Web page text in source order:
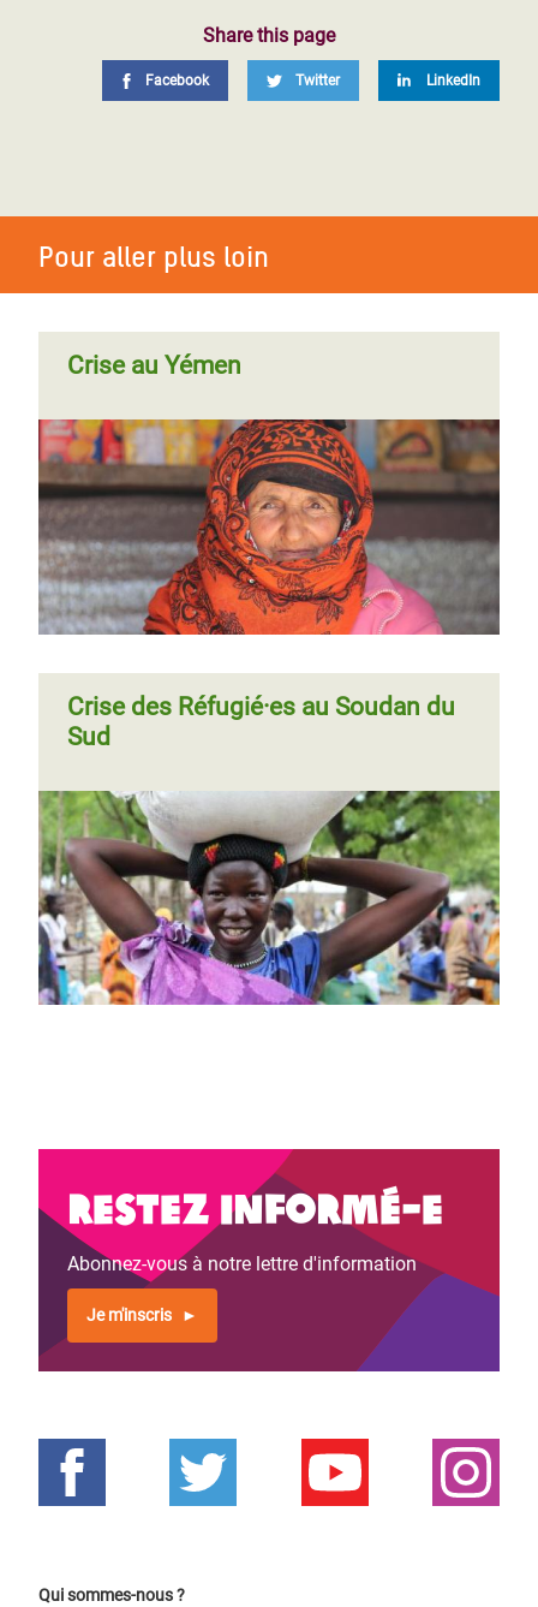
Share this page
Facebook Twitter LinkedIn
Pour aller plus loin
Crise au Yémen
Crise des Réfugié·es au Soudan du
Sud
Restez informé-e
Abonnez-vous à notre lettre d'information
Je m'inscris
Qui sommes-nous ?